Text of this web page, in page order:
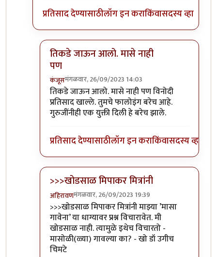
प्रतिसाद देण्यासाठीलॉग इन कराकिंवासदस्य व्हा
तिकडे जाऊन आलो. मासे नाही
पण
कंजूसमंगळवार, 26/09/2023 14:03
In reply toआवरा रे यांना.byप्रा.डॉ.दिलीप बिरुटे
तिकडे जाऊन आलो. मासे नाही पण विनोदी
प्रतिसाद खाल्ले. तुमचे फालोइंग बरेच आहे.
गुरुजींनीही एक युक्ती दिली हे बरेच झाले.
प्रतिसाद देण्यासाठीलॉग इन कराकिंवासदस्य व्हा
>>>खोडसाळ मिपाकर मित्रांनी
अहिरावणमंगळवार, 26/09/2023 19:39
In reply toआवरा रे यांना.byप्रा.डॉ.दिलीप बिरुटे
>>>खोडसाळ मिपाकर मित्रांनी माझ्या ’मासा
गावेना’ या धाग्यावर प्रश्न विचारावेत. मी
खोडसाळ नाही. त्यामुळे इथेच विचारतो -
मासोळी(ळ्या) गावल्या का? - खो डॉ उगीच
चिमटे